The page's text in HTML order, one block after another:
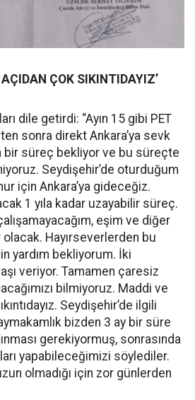
ÇOK SIKINTIDAYIZ’
dile getirdi: “Ayın 15 gibi PET
sonra direkt Ankara’ya sevk
bir süreç bekliyor ve bu süreçte
Seydişehir’de oturduğum
için Ankara’ya gideceğiz.
1 yıla kadar uzayabilir süreç.
eşim ve diğer
Hayırseverlerden bu
yardım bekliyorum. İki
veriyor. Tamamen çaresiz
bilmiyoruz. Maddi ve
Seydişehir’de ilgili
bizden 3 ay bir süre
gerekiyormuş, sonrasında
yapabileceğimizi söylediler.
olmadığı için zor günlerden